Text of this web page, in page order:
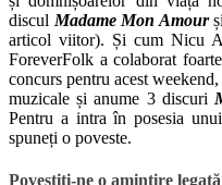
discul Madame Mon Amour
articol viitor). Și cum Nicu
ForeverFolk a colaborat
concurs pentru acest
muzicale și anume 3 discuri
Pentru a intra în posesia
spuneți o poveste.
Povestiți-ne o amintire